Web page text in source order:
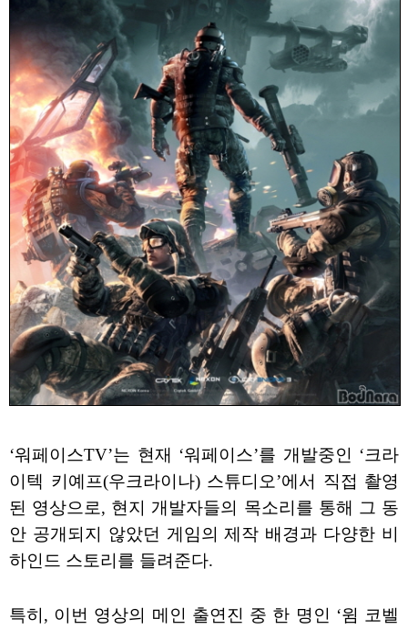
‘워페이스TV’는 현재 ‘워페이스’를 개발중인 ‘크라
이텍 키예프(우크라이나) 스튜디오’에서 직접 촬영
된 영상으로, 현지 개발자들의 목소리를 통해 그 동
안 공개되지 않았던 게임의 제작 배경과 다양한 비
하인드 스토리를 들려준다.
특히, 이번 영상의 메인 출연진 중 한 명인 ‘윔 코벨